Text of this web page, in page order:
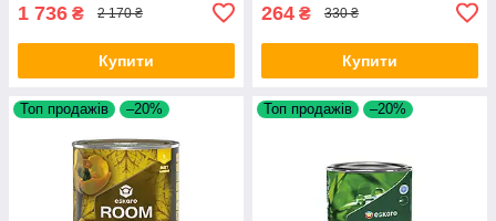
1 736 ₴ 2 170 ₴
Купити
264 ₴ 330 ₴
Купити
Топ продажів –20% Топ продажів –20%